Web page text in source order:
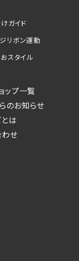
ガイド
リボン運動
スタイル
ップ一覧
のお知らせ
は
せ